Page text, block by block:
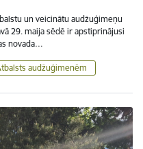
un veicinātu audžuģimeņu
29. maija sēdē ir apstiprinājusi
novada…
audžuģimenēm